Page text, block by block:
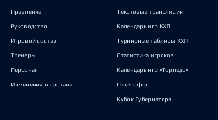
Правление
Руководство
Игровой состав
Тренеры
Персонал
Изменения в составе
Текстовые трансляции
Календарь игр КХЛ
Турнирные таблицы КХЛ
Статистика игроков
Календарь игр «Торпедо»
Плей-офф
Кубок Губернатора